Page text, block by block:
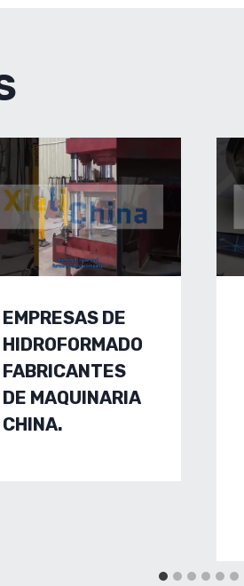
EMPRESAS DE
HIDROFORMADO
FABRICANTES
DE MAQUINARIA
CHINA.